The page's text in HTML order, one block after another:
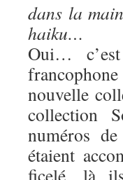
dans la
haiku…
Oui… c’est
nouvelle
collection
numéros
étaient
ficelé, là